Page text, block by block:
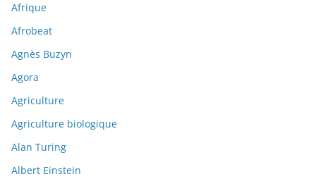
Afrique
Afrobeat
Agnès Buzyn
Agora
Agriculture
Agriculture biologique
Alan Turing
Albert Einstein